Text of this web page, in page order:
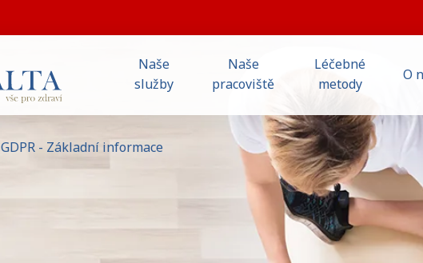
Naše
služby
Naše
pracoviště
Léčebné
metody
O
GDPR - Základní informace